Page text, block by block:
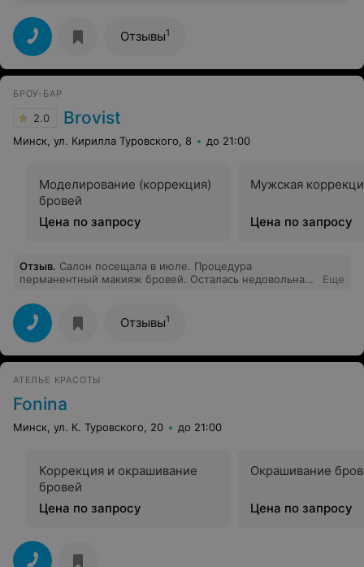
Отзывы1
БРОУ-БАР
2.0 Brovist
Минск, ул. Кирилла Туровского, 8 до 21:00
Моделирование (коррекция)
бровей
Цена по запросу
Мужская
Цена по запросу
Отзыв. Салон посещала в июле. Процедура
перманентный макияж бровей. Осталась недовольна
кончики бровей на разных уровнях. Выполняла данную
процедуру мастер Светлана с 4-х летним стажем. Но,
надо отдать должное, деньги за неудачный
перманентный макияж мне вернули. Вот такое
разочарование… Уйма потраченного времени плюс
остатков перманентного макияжа бровей. Эта
процедура тоже делается в несколько этапов и
требует много времени на окончательное
восстановление. Из плюсов приветливый,
доброжелательный персонал.
Еще
Отзывы1
АТЕЛЬЕ КРАСОТЫ
Fonina
Минск, ул. К. Туровского, 20 до 21:00
Коррекция и окрашивание
бровей
Цена по запросу
Окрашивание
Цена по запросу